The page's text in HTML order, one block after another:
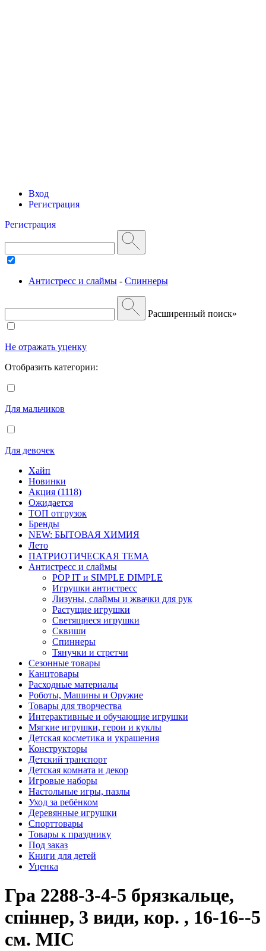
Вход
Регистрация
Регистрация
Антистресс и слаймы - Спиннеры
Расширенный поиск»
Не отражать уценку
Отобразить категории:
Для мальчиков
Для девочек
Хайп
Новинки
Акция (1118)
Ожидается
ТОП отгрузок
Бренды
NEW: БЫТОВАЯ ХИМИЯ
Лето
ПАТРИОТИЧЕСКАЯ ТЕМА
Антистресс и слаймы
POP IT и SIMPLE DIMPLE
Игрушки антистресс
Лизуны, слаймы и жвачки для рук
Растущие игрушки
Светящиеся игрушки
Сквиши
Спиннеры
Тянучки и стретчи
Сезонные товары
Канцтовары
Расходные материалы
Роботы, Машины и Оружие
Товары для творчества
Интерактивные и обучающие игрушки
Мягкие игрушки, герои и куклы
Детская косметика и украшения
Конструкторы
Детский транспорт
Детская комната и декор
Игровые наборы
Настольные игры, пазлы
Уход за ребёнком
Деревянные игрушки
Спорттовары
Товары к празднику
Под заказ
Книги для детей
Уценка
Гра 2288-3-4-5 брязкальце,
спіннер, 3 види, кор. , 16-16--5
см. MIC